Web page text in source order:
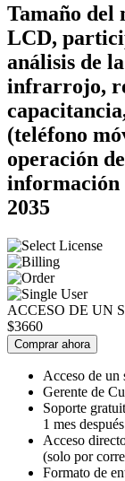
Tamaño del
LCD,
análisis de
infrarrojo,
(teléfono
operación
información
2035
ACCESO DE UN
$3660
Comprar ahora
Acceso de un
Gerente de
Soporte
1 mes
Acceso
(solo por
Formato de